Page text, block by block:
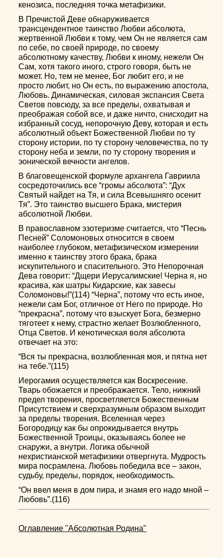
кенозиса, последняя точка метафизики.
В Пречистой Деве обнаруживается
трансцендентное таинство Любви абсолюта,
жертвенной Любви к тому, чем Он не является сам
по себе, по своей природе, по своему
абсолютному качеству, Любви к иному, нежели Он
Сам, хотя такого иного, строго говоря, быть не
может. Но, тем не менее, Бог любит его, и не
просто любит, но Он есть, по выражению апостола,
Любовь. Динамическая, силовая экспансия Света
Светов повсюду, за все пределы, охватывая и
преображая собой все, и даже ничто, снисходит на
избранный сосуд, непорочную Деву, которая и есть
абсолютный объект Божественной Любви по ту
сторону истории, по ту сторону человечества, по ту
сторону неба и земли, по ту сторону творения и
эонической вечности ангелов.
В благовещенской формуле архангела Гавриила
сосредоточились все “громы абсолюта”: “Дух
Святый найдет на Тя, и сила Всевышняго осенит
Тя”. Это таинство высшего Брака, мистерия
абсолютной Любви.
В православном эзотеризме считается, что “Песнь
Песней” Соломоновых относится в своем
наиболее глубоком, метафизическом измерении
именно к таинству этого брака, брака
искупительного и спасительного. Это Непорочная
Дева говорит: “Дщери Иерусалимские! Черна я, но
красива, как шатры Кидарские, как завесы
Соломоновы!”(114) “Черна”, потому что есть иное,
нежели сам Бог, отличное от Него по природе. Но
“прекрасна”, потому что взыскует Бога, безмерно
тяготеет к нему, страстно желает Возлюбленного,
Отца Светов. И кенотическая воля абсолюта
отвечает на это:
“Вся ты прекрасна, возлюбленная моя, и пятна нет
на тебе.”(115)
Иерогамия осуществляется как Воскресение.
Тварь обожается и преображается. Тело, нижний
предел творения, просветляется Божественным
Присутствием и сверхразумным образом выходит
за пределы творения. Вселенная через
Богородицу как бы опрокидывается внутрь
Божественной Троицы, оказываясь более не
снаружи, а внутри. Логика обычной
нехристианской метафизики отвергнута. Мудрость
мира посрамлена. Любовь победила все – закон,
судьбу, пределы, порядок, необходимость.
“Он ввел меня в дом пира, и знамя его надо мной –
Любовь”.(116)
Оглавление "Абсолютная Родина"